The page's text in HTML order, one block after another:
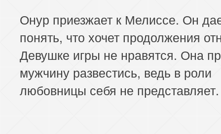
Онур приезжает к Мелиссе. Он
понять, что хочет продолжения
Девушке игры не нравятся. Она
мужчину развестись, ведь в роли
любовницы себя не представляет.